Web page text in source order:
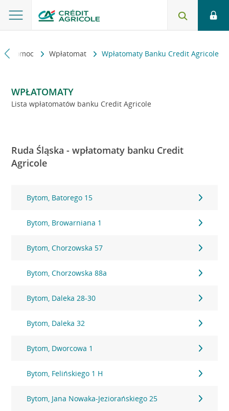
i pomoc Wpłatomat Wpłatomaty Banku Credit Agricole
WPŁATOMATY
Lista wpłatomatów banku Credit Agricole
Ruda Śląska - wpłatomaty banku Credit
Agricole
Bytom, Batorego 15
Bytom, Browarniana 1
Bytom, Chorzowska 57
Bytom, Chorzowska 88a
Bytom, Daleka 28-30
Bytom, Daleka 32
Bytom, Dworcowa 1
Bytom, Felińskiego 1 H
Bytom, Jana Nowaka-Jeziorańskiego 25